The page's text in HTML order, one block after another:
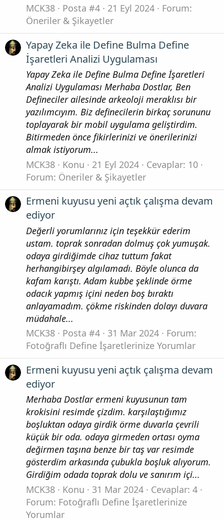
MCK38
Posta #4 21 Eyl 2024
Forum:
Öneriler & Şikayetler
Yapay Zeka ile Define Bulma Define
İşaretleri Analizi Uygulaması
Yapay Zeka ile Define Bulma Define İşaretleri
Analizi Uygulaması Merhaba Dostlar, Ben
Defineciler ailesinde arkeoloji meraklısı bir
yazılımcıyım. Biz definecilerin birkaç sorununu
toplayarak bir mobil uygulama geliştirdim.
Bitirmeden önce fikirlerinizi ve önerilerinizi
almak istiyorum...
MCK38
Konu 21 Eyl 2024
Cevaplar: 10
Forum: Öneriler & Şikayetler
Ermeni kuyusu yeni açtık çalışma devam
ediyor
Değerli yorumlarınız için teşekkür ederim
ustam. toprak sonradan dolmuş çok yumuşak.
odaya girdiğimde cihaz tuttum fakat
herhangibirşey algılamadı. Böyle olunca da
kafam karıştı. Adam kubbe şeklinde örme
odacık yapmış içini neden boş bıraktı
anlayamadım. çökme riskinden dolayı duvara
müdahale...
MCK38
Posta #4 31 Mar 2024
Forum:
Fotoğraflı Define İşaretlerinize Yorumlar
Ermeni kuyusu yeni açtık çalışma devam
ediyor
Merhaba Dostlar ermeni kuyusunun tam
krokisini resimde çizdim. karşılaştığımız
boşluktan odaya girdik örme duvarla çevrili
küçük bir oda. odaya girmeden ortası oyma
değirmen taşına benze bir taş var resimde
gösterdim arkasında çubukla boşluk alıyorum.
Girdiğim odada toprak dolu ve sanırım içi...
MCK38
Konu 31 Mar 2024
Cevaplar: 4
Forum: Fotoğraflı Define İşaretlerinize
Yorumlar